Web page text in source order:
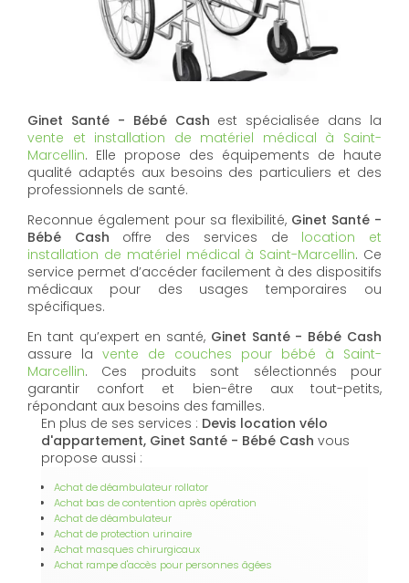
Ginet Santé - Bébé Cash est spécialisée dans la
vente et installation de matériel médical à Saint-
Marcellin. Elle propose des équipements de haute
qualité adaptés aux besoins des particuliers et des
professionnels de santé.
Reconnue également pour sa flexibilité, Ginet Santé -
Bébé Cash offre des services de location et
installation de matériel médical à Saint-Marcellin. Ce
service permet d’accéder facilement à des dispositifs
médicaux pour des usages temporaires ou
spécifiques.
En tant qu’expert en santé, Ginet Santé - Bébé Cash
assure la vente de couches pour bébé à Saint-
Marcellin. Ces produits sont sélectionnés pour
garantir confort et bien-être aux tout-petits,
répondant aux besoins des familles.
En plus de ses services : Devis location vélo
d'appartement, Ginet Santé - Bébé Cash vous
propose aussi :
Achat de déambulateur rollator
Achat bas de contention après opération
Achat de déambulateur
Achat de protection urinaire
Achat masques chirurgicaux
Achat rampe d'accès pour personnes âgées